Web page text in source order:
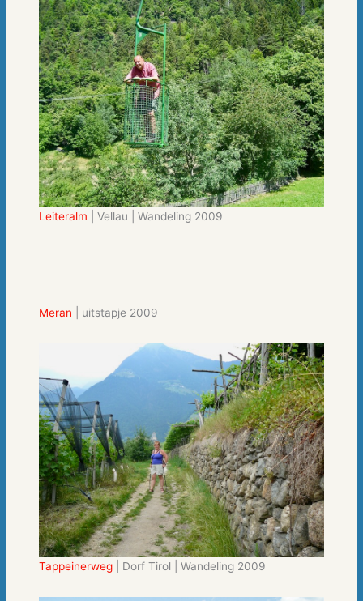
Leiteralm | Vellau | Wandeling 2009
Meran | uitstapje 2009
Tappeinerweg | Dorf Tirol | Wandeling 2009